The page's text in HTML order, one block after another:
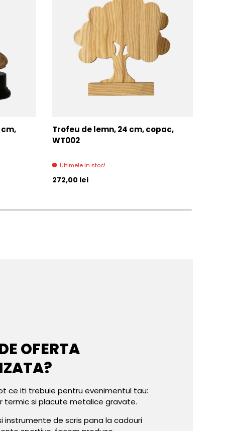
Trofeu de lemn, 24 cm, copac,
WT002
Ultimele in stoc!
Pret initial
272,00 lei
OFERTA
ce iti trebuie pentru evenimentul tau:
termic si placute metalice gravate.
instrumente de scris pana la cadouri